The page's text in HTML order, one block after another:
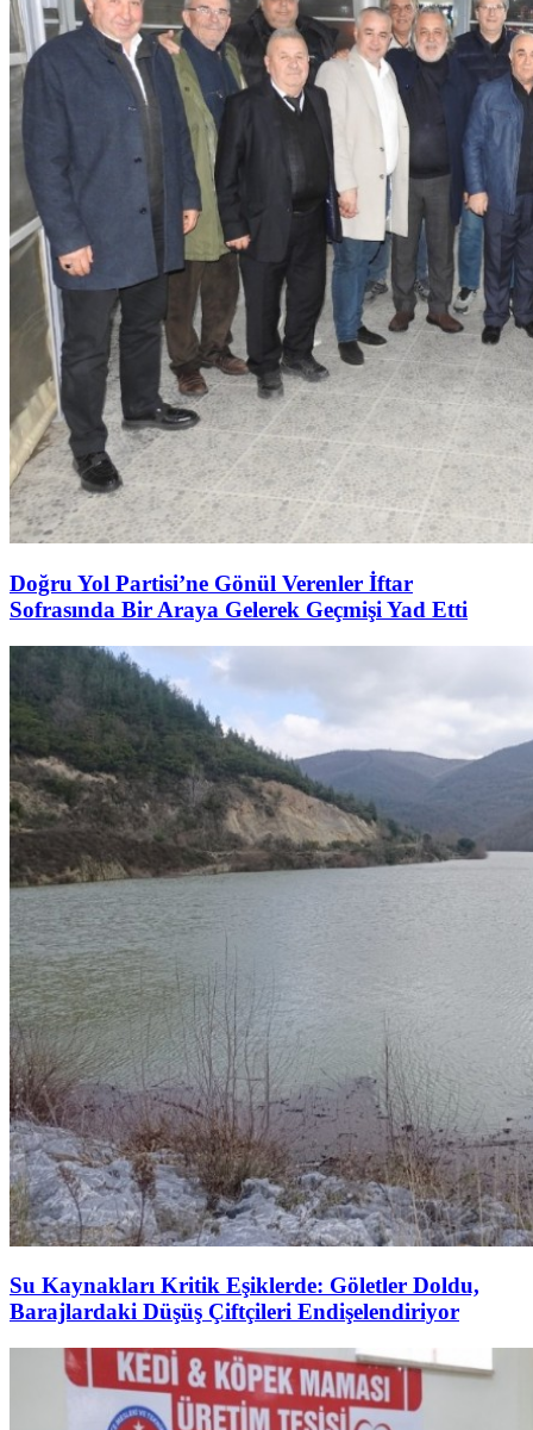
Doğru Yol Partisi’ne Gönül Verenler İftar
Sofrasında Bir Araya Gelerek Geçmişi Yad Etti
Su Kaynakları Kritik Eşiklerde: Göletler Doldu,
Barajlardaki Düşüş Çiftçileri Endişelendiriyor